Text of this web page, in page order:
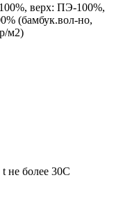
верх: ПЭ-100%,
(бамбук.вол-но,
м2)
не более 30С